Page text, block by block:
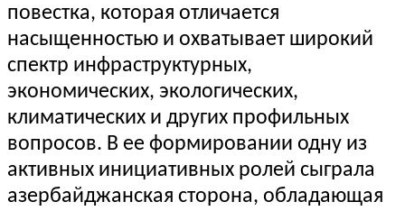
повестка, которая отличается
насыщенностью и охватывает широкий
спектр инфраструктурных,
экономических, экологических,
климатических и других профильных
вопросов. В ее формировании одну из
активных инициативных ролей сыграла
азербайджанская сторона, обладающая